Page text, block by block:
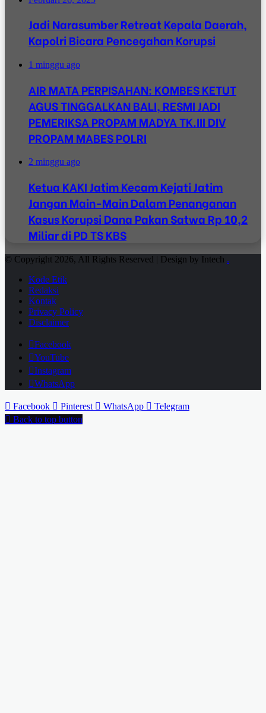
Jadi Narasumber Retreat Kepala Daerah,
Kapolri Bicara Pencegahan Korupsi
1 minggu ago
AIR MATA PERPISAHAN: KOMBES KETUT
AGUS TINGGALKAN BALI, RESMI JADI
PEMERIKSA PROPAM MADYA TK.III DIV
PROPAM MABES POLRI
2 minggu ago
Ketua KAKI Jatim Kecam Kejati Jatim
Jangan Main-Main Dalam Penanganan
Kasus Korupsi Dana Pakan Satwa Rp 10,2
Miliar di PD TS KBS
© Copyright 2026, All Rights Reserved | Design by Intech .
Kode Etik
Redaksi
Kontak
Privacy Policy
Disclaimer
Facebook
YouTube
Instagram
WhatsApp
Facebook Pinterest WhatsApp
Telegram
Back to top button